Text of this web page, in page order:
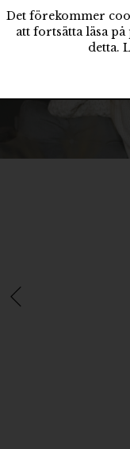
Det förekommer
att fortsätta läsa
detta.